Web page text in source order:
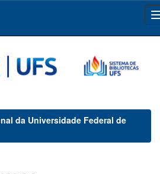
da Universidade Federal de